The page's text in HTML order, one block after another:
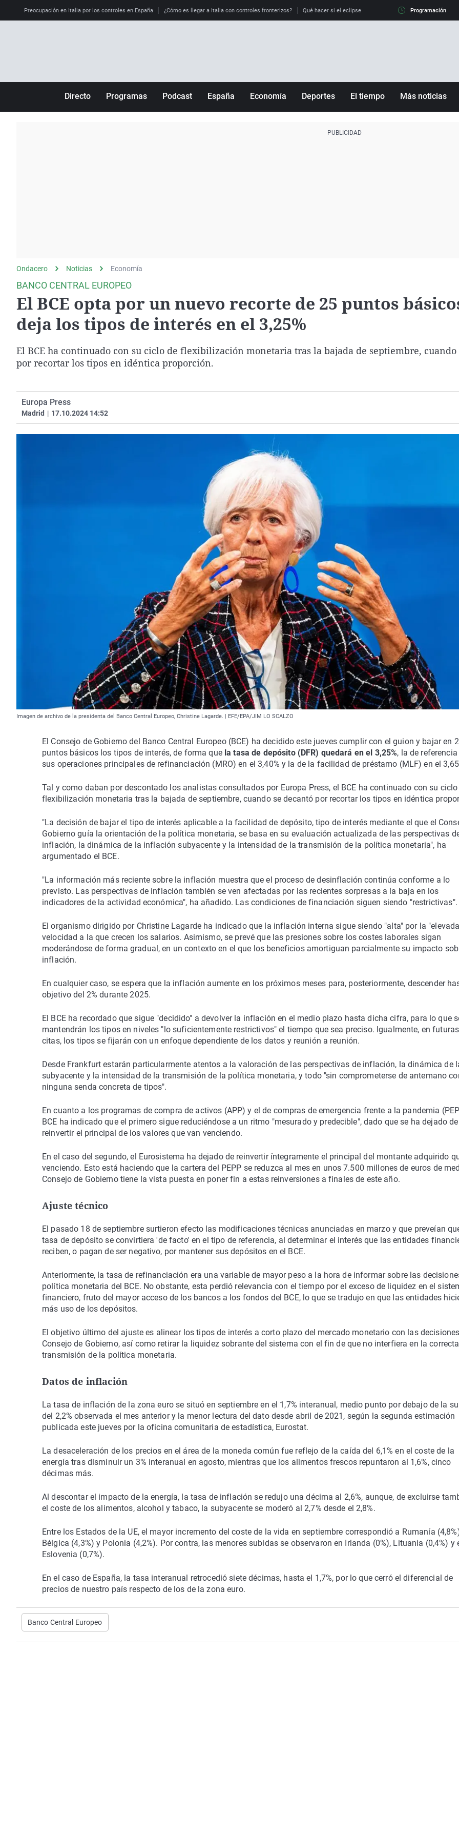
Preocupación en Italia por los controles en España ¿Cómo es llegar a Italia con controles fronterizos? Qué hacer si el eclipse me pilla conduciendo Qué tiempo
Programación
Directo Programas
Como el perro y el
Podcast
Equipo de investigación
España
País Vasco
Economía Deportes El tiempo Más noticias
Ondacero Noticias Economía
BANCO CENTRAL EUROPEO
El BCE opta por un nuevo recorte de 25 puntos
deja los tipos de interés en el 3,25%
El BCE ha continuado con su ciclo de flexibilización monetaria tras la bajada de septiembre, cuando
por recortar los tipos en idéntica proporción.
Europa Press
Madrid | 17.10.2024 14:52
Imagen de archivo de la presidenta del Banco Central Europeo, Christine Lagarde. | EFE/EPA/JIM LO SCALZO
El Consejo de Gobierno del Banco Central Europeo (BCE) ha decidido este jueves cumplir con el guion y bajar en
puntos básicos los tipos de interés, de forma que la tasa de depósito (DFR) quedará en el 3,25%, la de
sus operaciones principales de refinanciación (MRO) en el 3,40% y la de la facilidad de préstamo (MLF) en el
Tal y como daban por descontado los analistas consultados por Europa Press, el BCE ha continuado con su ciclo
flexibilización monetaria tras la bajada de septiembre, cuando se decantó por recortar los tipos en idéntica
"La decisión de bajar el tipo de interés aplicable a la facilidad de depósito, tipo de interés mediante el que el
Gobierno guía la orientación de la política monetaria, se basa en su evaluación actualizada de las perspectivas
inflación, la dinámica de la inflación subyacente y la intensidad de la transmisión de la política monetaria", ha
argumentado el BCE.
"La información más reciente sobre la inflación muestra que el proceso de desinflación continúa conforme a lo
previsto. Las perspectivas de inflación también se ven afectadas por las recientes sorpresas a la baja en los
indicadores de la actividad económica", ha añadido. Las condiciones de financiación siguen siendo "restrictivas".
El organismo dirigido por Christine Lagarde ha indicado que la inflación interna sigue siendo "alta" por la
velocidad a la que crecen los salarios. Asimismo, se prevé que las presiones sobre los costes laborales sigan
moderándose de forma gradual, en un contexto en el que los beneficios amortiguan parcialmente su impacto
inflación.
En cualquier caso, se espera que la inflación aumente en los próximos meses para, posteriormente, descender
objetivo del 2% durante 2025.
El BCE ha recordado que sigue "decidido" a devolver la inflación en el medio plazo hasta dicha cifra, para lo que
mantendrán los tipos en niveles "lo suficientemente restrictivos" el tiempo que sea preciso. Igualmente, en futuras
citas, los tipos se fijarán con un enfoque dependiente de los datos y reunión a reunión.
Desde Frankfurt estarán particularmente atentos a la valoración de las perspectivas de inflación, la dinámica de
subyacente y la intensidad de la transmisión de la política monetaria, y todo "sin comprometerse de antemano
ninguna senda concreta de tipos".
En cuanto a los programas de compra de activos (APP) y el de compras de emergencia frente a la pandemia
BCE ha indicado que el primero sigue reduciéndose a un ritmo "mesurado y predecible", dado que se ha dejado de
reinvertir el principal de los valores que van venciendo.
En el caso del segundo, el Eurosistema ha dejado de reinvertir íntegramente el principal del montante adquirido
venciendo. Esto está haciendo que la cartera del PEPP se reduzca al mes en unos 7.500 millones de euros de
Consejo de Gobierno tiene la vista puesta en poner fin a estas reinversiones a finales de este año.
Ajuste técnico
El pasado 18 de septiembre surtieron efecto las modificaciones técnicas anunciadas en marzo y que preveían
tasa de depósito se convirtiera 'de facto' en el tipo de referencia, al determinar el interés que las entidades
reciben, o pagan de ser negativo, por mantener sus depósitos en el BCE.
Anteriormente, la tasa de refinanciación era una variable de mayor peso a la hora de informar sobre las
política monetaria del BCE. No obstante, esta perdió relevancia con el tiempo por el exceso de liquidez en el
financiero, fruto del mayor acceso de los bancos a los fondos del BCE, lo que se tradujo en que las entidades
más uso de los depósitos.
El objetivo último del ajuste es alinear los tipos de interés a corto plazo del mercado monetario con las
Consejo de Gobierno, así como retirar la liquidez sobrante del sistema con el fin de que no interfiera en la correcta
transmisión de la política monetaria.
Datos de inflación
La tasa de inflación de la zona euro se situó en septiembre en el 1,7% interanual, medio punto por debajo de la
del 2,2% observada el mes anterior y la menor lectura del dato desde abril de 2021, según la segunda estimación
publicada este jueves por la oficina comunitaria de estadística, Eurostat.
La desaceleración de los precios en el área de la moneda común fue reflejo de la caída del 6,1% en el coste de la
energía tras disminuir un 3% interanual en agosto, mientras que los alimentos frescos repuntaron al 1,6%, cinco
décimas más.
Al descontar el impacto de la energía, la tasa de inflación se redujo una décima al 2,6%, aunque, de excluirse
el coste de los alimentos, alcohol y tabaco, la subyacente se moderó al 2,7% desde el 2,8%.
Entre los Estados de la UE, el mayor incremento del coste de la vida en septiembre correspondió a Rumanía
Bélgica (4,3%) y Polonia (4,2%). Por contra, las menores subidas se observaron en Irlanda (0%), Lituania (0,4%) y
Eslovenia (0,7%).
En el caso de España, la tasa interanual retrocedió siete décimas, hasta el 1,7%, por lo que cerró el diferencial de
precios de nuestro país respecto de los de la zona euro.
Banco Central Europeo